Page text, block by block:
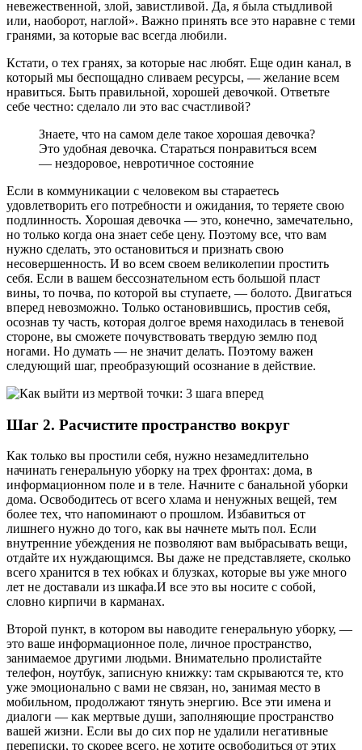
невежественной, злой, завистливой. Да, я была стыдливой
или, наоборот, наглой». Важно принять все это наравне с теми
гранями, за которые вас всегда любили.
Кстати, о тех гранях, за которые нас любят. Еще один канал, в
который мы беспощадно сливаем ресурсы, — желание всем
нравиться. Быть правильной, хорошей девочкой. Ответьте
себе честно: сделало ли это вас счастливой?
Знаете, что на самом деле такое хорошая девочка?
Это удобная девочка. Стараться понравиться всем
— нездоровое, невротичное состояние
Если в коммуникации с человеком вы стараетесь
удовлетворить его потребности и ожидания, то теряете свою
подлинность. Хорошая девочка — это, конечно, замечательно,
но только когда она знает себе цену. Поэтому все, что вам
нужно сделать, это остановиться и признать свою
несовершенность. И во всем своем великолепии простить
себя. Если в вашем бессознательном есть большой пласт
вины, то почва, по которой вы ступаете, — болото. Двигаться
вперед невозможно. Только остановившись, простив себя,
осознав ту часть, которая долгое время находилась в теневой
стороне, вы сможете почувствовать твердую землю под
ногами. Но думать — не значит делать. Поэтому важен
следующий шаг, преобразующий осознание в действие.
Шаг 2. Расчистите пространство вокруг
Как только вы простили себя, нужно незамедлительно
начинать генеральную уборку на трех фронтах: дома, в
информационном поле и в теле. Начните с банальной уборки
дома. Освободитесь от всего хлама и ненужных вещей, тем
более тех, что напоминают о прошлом. Избавиться от
лишнего нужно до того, как вы начнете мыть пол. Если
внутренние убеждения не позволяют вам выбрасывать вещи,
отдайте их нуждающимся. Вы даже не представляете, сколько
всего хранится в тех юбках и блузках, которые вы уже много
лет не доставали из шкафа.И все это вы носите с собой,
словно кирпичи в карманах.
Второй пункт, в котором вы наводите генеральную уборку, —
это ваше информационное поле, личное пространство,
занимаемое другими людьми. Внимательно пролистайте
телефон, ноутбук, записную книжку: там скрываются те, кто
уже эмоционально с вами не связан, но, занимая место в
мобильном, продолжают тянуть энергию. Все эти имена и
диалоги — как мертвые души, заполняющие пространство
вашей жизни. Если вы до сих пор не удалили негативные
переписки, то скорее всего, не хотите освободиться от этих